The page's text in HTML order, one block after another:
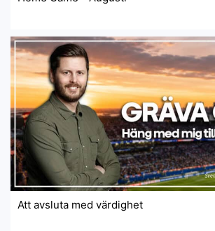
Att avsluta med värdighet